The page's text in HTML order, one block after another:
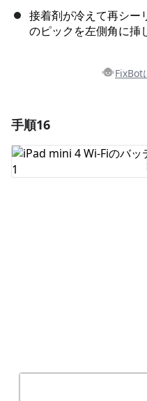
接着剤が冷えて再シー
のピックを左側角に挿
FixBot
コメントを追加
手順16